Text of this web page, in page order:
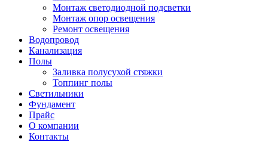
Монтаж светодиодной подсветки
Монтаж опор освещения
Ремонт освещения
Водопровод
Канализация
Полы
Заливка полусухой стяжки
Топпинг полы
Светильники
Фундамент
Прайс
О компании
Контакты